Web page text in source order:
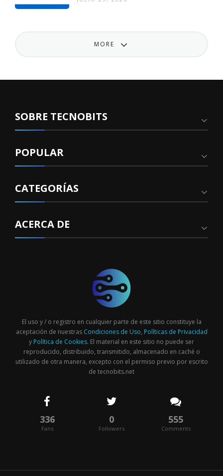
MORE
SOBRE TECNOBITS
POPULAR
CATEGORÍAS
ACERCA DE
El uso y / o registro en cualquier parte de este sitio constituye la
aceptación de nuestras Condiciones de Uso, Políticas de Privacidad
y Política de Cookies. El material en este sitio no puede ser
reproducido, distribuido, transmitido, almacenado en caché o
utilizado de otra manera, excepto con el permiso previo por escrito
de tecnobits.net
336
Fans
0
Followers
555
Comments